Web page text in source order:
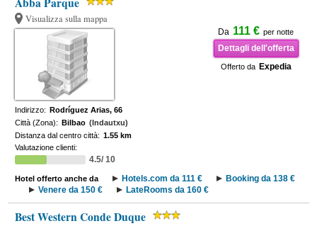
Visualizza sulla mappa
Da 111 € per notte
Dettagli dell'offerta
Offerto da Expedia
Indirizzo: Rodríguez Arias, 66
Città (Zona): Bilbao (Indautxu)
Distanza dal centro città: 1.55 km
Valutazione clienti:
4.5/ 10
Hotel offerto anche da Hotels.com da 111 €
Booking da 138 €
Venere da 150 €
LateRooms da 160 €
Best Western Conde Duque